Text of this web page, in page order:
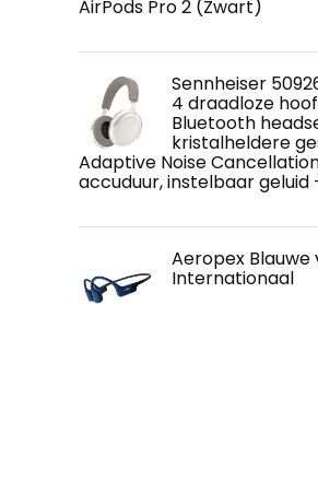
AirPods Pro 2 (Zwart)
Sennheiser
4 draadloze
Bluetooth
kristalheldere
Adaptive Noise
accuduur, instelbaar geluid
Aeropex Blauwe
Internationaal